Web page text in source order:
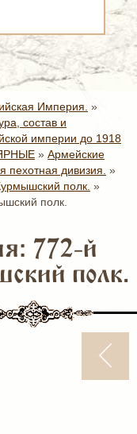
Империя. »
состав и
империи до 1918
» Армейские
пехотная дивизия. »
полк. »
полк.
772-й
полк.